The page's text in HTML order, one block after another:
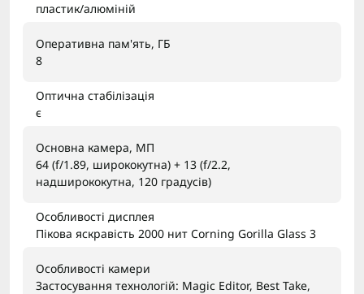
пластик/алюміній
Оперативна пам'ять, ГБ
8
Оптична стабілізація
є
Основна камера, МП
64 (f/1.89, ширококутна) + 13 (f/2.2,
надширококутна, 120 градусів)
Особливості дисплея
Пікова яскравість 2000 нит Corning Gorilla Glass 3
Особливості камери
Застосування технологій: Magic Editor, Best Take,